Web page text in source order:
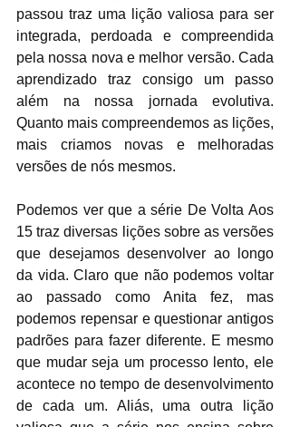
passou traz uma lição valiosa para ser
integrada, perdoada e compreendida
pela nossa nova e melhor versão. Cada
aprendizado traz consigo um passo
além na nossa jornada evolutiva.
Quanto mais compreendemos as lições,
mais criamos novas e melhoradas
versões de nós mesmos.
Podemos ver que a série De Volta Aos
15 traz diversas lições sobre as versões
que desejamos desenvolver ao longo
da vida. Claro que não podemos voltar
ao passado como Anita fez, mas
podemos repensar e questionar antigos
padrões para fazer diferente. E mesmo
que mudar seja um processo lento, ele
acontece no tempo de desenvolvimento
de cada um. Aliás, uma outra lição